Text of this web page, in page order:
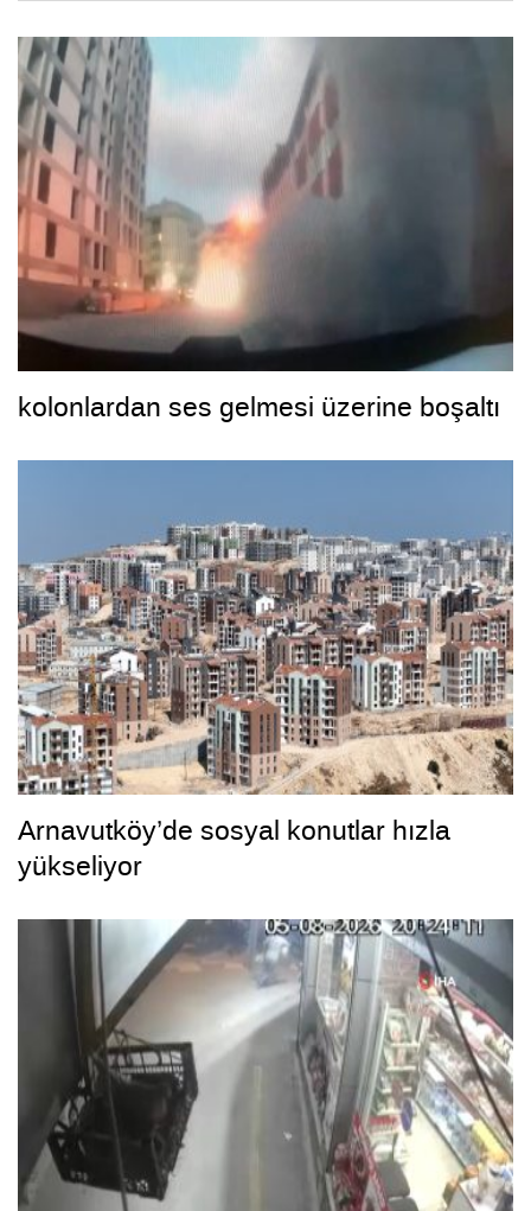
kolonlardan ses gelmesi üzerine boşaltı
Arnavutköy’de sosyal konutlar hızla
yükseliyor